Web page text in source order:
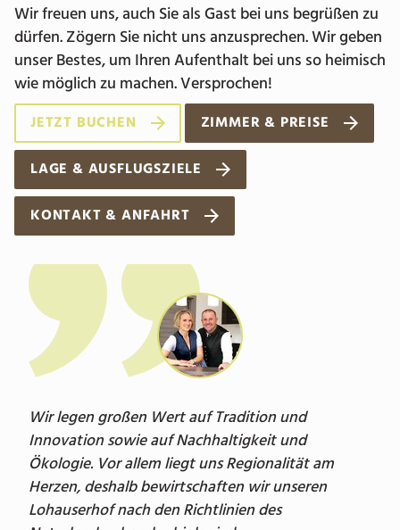
Wir freuen uns, auch Sie als Gast bei uns begrüßen zu
dürfen. Zögern Sie nicht uns anzusprechen. Wir geben
unser Bestes, um Ihren Aufenthalt bei uns so heimisch
wie möglich zu machen. Versprochen!
JETZT BUCHEN
ZIMMER & PREISE
LAGE & AUSFLUGSZIELE
KONTAKT & ANFAHRT
Wir legen großen Wert auf Tradition und
Innovation sowie auf Nachhaltigkeit und
Ökologie. Vor allem liegt uns Regionalität am
Herzen, deshalb bewirtschaften wir unseren
Lohauserhof nach den Richtlinien des